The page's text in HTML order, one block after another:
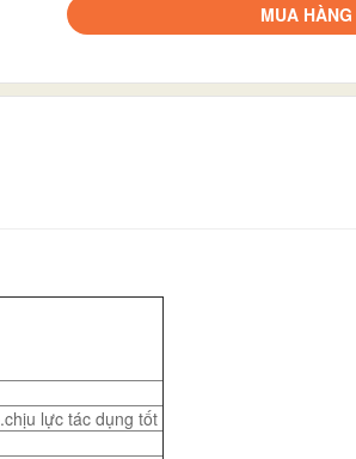
MUA HÀNG
lực tác dụng tốt